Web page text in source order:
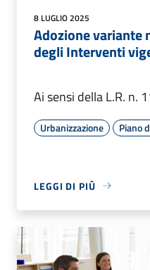
8 LUGLIO 2025
Adozione variante
degli Interventi
Ai sensi della L.R. n.
Urbanizzazione Piano
LEGGI DI PIÙ